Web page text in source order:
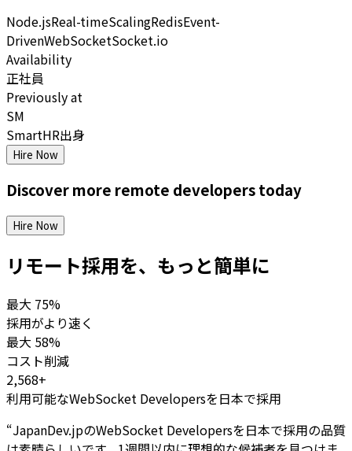
Node.jsReal-timeScalingRedisEvent-
DrivenWebSocketSocket.io
Availability
正社員
Previously at
SM
SmartHR出身
Hire Now
Discover more remote developerstoday
Hire Now
リモート採用を、もっと簡単に
最大 75%
採用がより速く
最大 58%
コスト削減
2,568+
利用可能なWebSocket Developersを日本で採用
“JapanDev.jpのWebSocket Developersを日本で採用の品質